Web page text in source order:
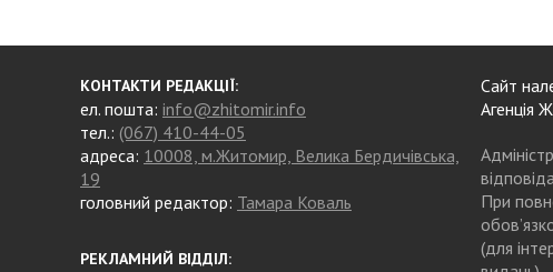
КОНТАКТИ РЕДАКЦІЇ:
ел. пошта: info@zhitomir.info
тел.: (067) 410-44-05
адреса: 10008, м.Житомир, Велика Бердичівська,
19
головний редактор: Тамара Коваль
РЕКЛАМНИЙ ВІДДІЛ:
Сайт
Агенція
При
(для